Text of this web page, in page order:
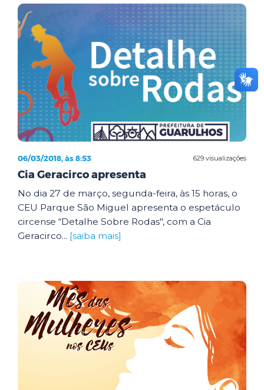
629 visualizações
06/03/2018, às 8:53
Cia Geracirco apresenta
No dia 27 de março, segunda-feira, às 15 horas, o
CEU Parque São Miguel apresenta o espetáculo
circense “Detalhe Sobre Rodas", com a Cia
Geracirco... [saiba mais]